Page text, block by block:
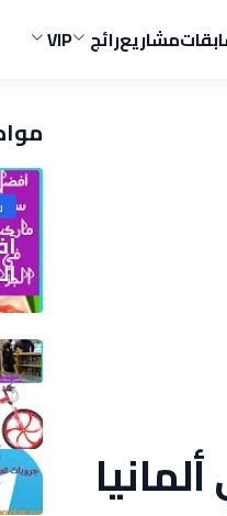
مشاريعرائج VIP